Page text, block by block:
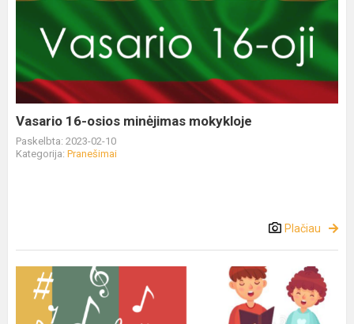
Vasario 16-osios minėjimas mokykloje
Paskelbta: 2023-02-10
Kategorija: Pranešimai
Plačiau